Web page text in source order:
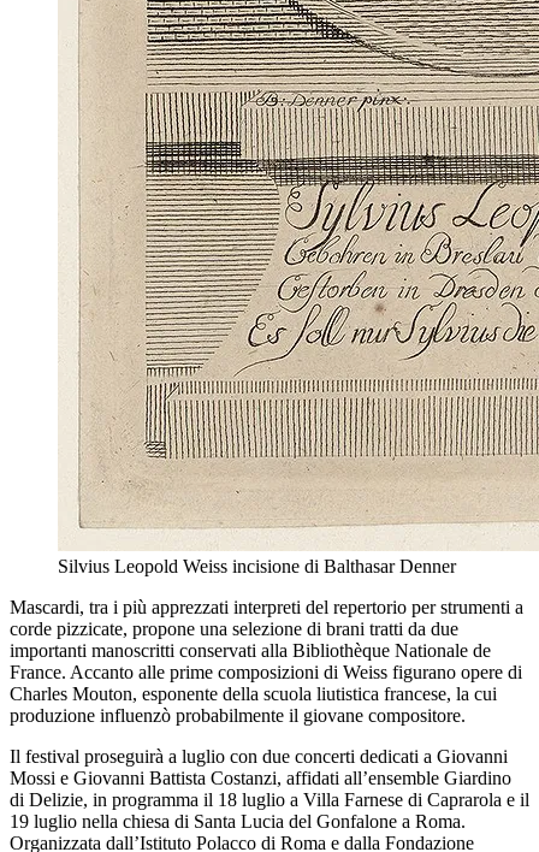
Silvius Leopold Weiss incisione di Balthasar Denner
Mascardi, tra i più apprezzati interpreti del repertorio per strumenti a
corde pizzicate, propone una selezione di brani tratti da due
importanti manoscritti conservati alla Bibliothèque Nationale de
France. Accanto alle prime composizioni di Weiss figurano opere di
Charles Mouton, esponente della scuola liutistica francese, la cui
produzione influenzò probabilmente il giovane compositore.
Il festival proseguirà a luglio con due concerti dedicati a Giovanni
Mossi e Giovanni Battista Costanzi, affidati all’ensemble Giardino
di Delizie, in programma il 18 luglio a Villa Farnese di Caprarola e il
19 luglio nella chiesa di Santa Lucia del Gonfalone a Roma.
Organizzata dall’Istituto Polacco di Roma e dalla Fondazione